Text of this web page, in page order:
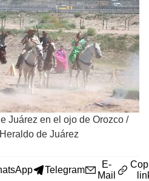
Juárez en el ojo de Orozco /
de Juárez
Telegram
E-
Mail